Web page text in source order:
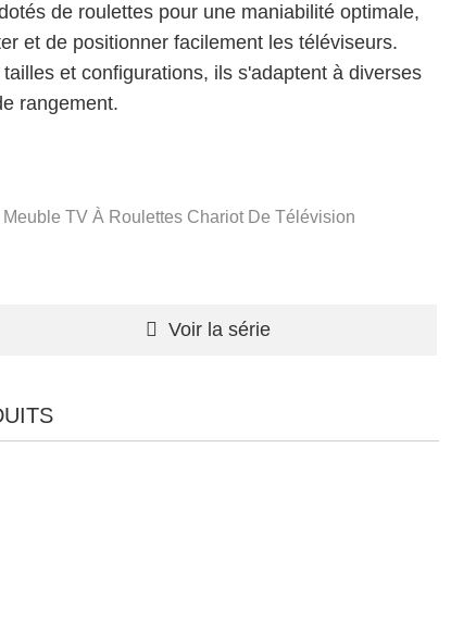
de roulettes pour une maniabilité optimale,
et de positionner facilement les téléviseurs.
et configurations, ils s'adaptent à diverses
rangement.
Meuble TV À Roulettes Chariot De Télévision
Voir la série